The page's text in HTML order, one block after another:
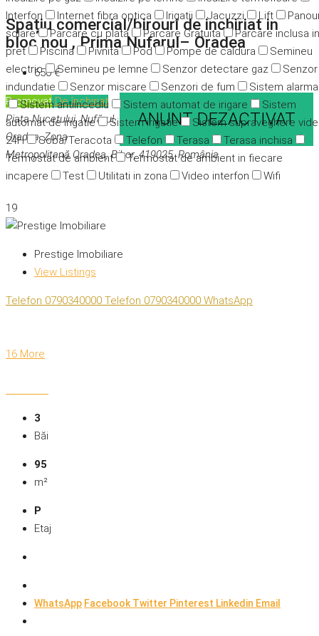
Interfon
Internet fibra optica Irigatii Jacuzzi Lift
solare
Parcare cu plata Parcare Gratuita
Parcare inclusa in
pret
Piscina Pivnita Pod Pompe de caldura
Semineu
electric
Semineu pe lemne Senzor detectare gaz
Senzor
indundatie
Senzor miscare Senzori de fum
Sistem alarma
Sistem antiincediu
Sistem automat de irigare
Sistem
automat de irigatie
Sistem irigatie
Sistem supraveghere
24H
Soba/Teracota Telefon Terasa
Terasa inchisa
Termostat de ambient
Termostat de ambient in fiecare
incapere
Test Utilitati in zona Video interfon Wifi
Spațiu comercial/birouri de inchiriat in
bloc nou , Prima Nufarul– Oradea
650 €
PromovatDe închiriat
ANUNT DEZACTIVAT
Piața Nucetului, Nufărul,
Oradea, Zona
Metropolitană Oradea, Bihor, 419025, România
19
Prestige Imobiliare
View Listings
Telefon 0790340000 Telefon 0790340000 WhatsApp
16 More
3
Băi
95
m²
P
Etaj
WhatsApp FacebookTwitter Pinterest Linkedin Email